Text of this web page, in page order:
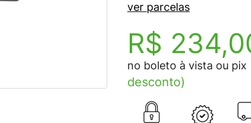
ver parcelas
R$
no boleto à vista ou pix
desconto)